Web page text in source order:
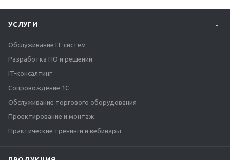
УСЛУГИ
Обслуживание IT-систем
Разработка ПО и решений
IT-консалтинг
Сопровождение 1С
Обслуживание торгового оборудования
Проектирование и монтаж
Практические тренинги и вебинары